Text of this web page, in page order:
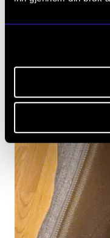
KIRKEMUSIKK OG ORGEL
Norske og
Oslo domkirke